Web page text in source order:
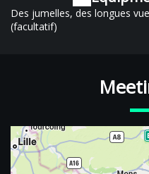
Des jumelles, des longues
(facultatif)